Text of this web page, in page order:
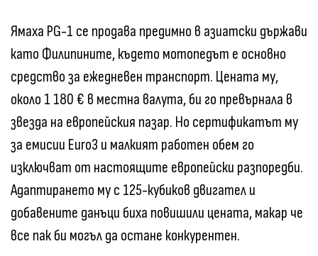
Ямаха PG-1 се продава предимно в азиатски държави
като Филипините, където мотопедът е основно
средство за ежедневен транспорт. Цената му,
около 1 180 € в местна валута, би го превърнала в
звезда на европейския пазар. Но сертификатът му
за емисии Euro3 и малкият работен обем го
изключват от настоящите европейски разпоредби.
Адаптирането му с 125-кубиков двигател и
добавените данъци биха повишили цената, макар че
все пак би могъл да остане конкурентен.